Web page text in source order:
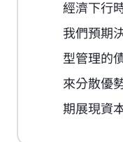
經濟下行
我們預期
型管理的
來分散優
期展現資